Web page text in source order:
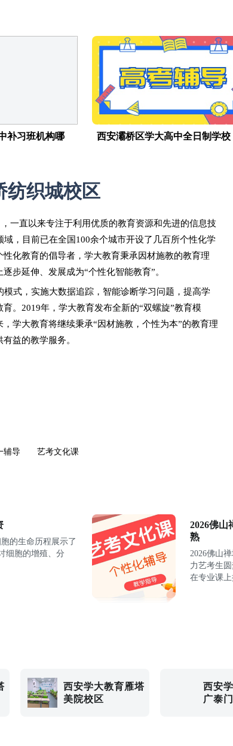
补习班机构哪
西安灞桥区学大高中全日制学校
纺织城校区
一直以来专注于利用优质的教育资源和先进的信息技
，目前已在全国100余个城市开设了几百所个性化学
化教育的倡导者，学大教育秉承因材施教的教育理
步延伸、发展成为“个性化智能教育”。
模式，实施大数据追踪，智能诊断学习问题，提高学
。2019年，学大教育发布全新的“双螺旋”教育模
学大教育将继续秉承“因材施教，个性为本”的教育理
益的教学服务。
辅导 艺考文化课
的生命历程展示了
细胞的增殖、分
2026佛山
熟
2026佛山
力艺考生
在专业课
西安学大教育雁塔
美院校区
西安
广泰